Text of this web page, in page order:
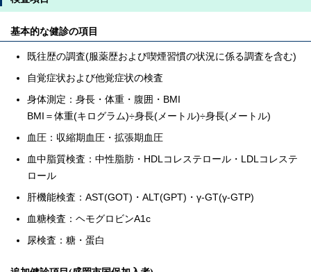
基本的な健診の項目
既往歴の調査(服薬歴および喫煙習慣の状況に係る調査を含む)
自覚症状および他覚症状の検査
身体測定：身長・体重・腹囲・BMI
BMI＝体重(キログラム)÷身長(メートル)÷身長(メートル)
血圧：収縮期血圧・拡張期血圧
血中脂質検査：中性脂肪・HDLコレステロール・LDLコレステ
ロール
肝機能検査：AST(GOT)・ALT(GPT)・γ-GT(γ-GTP)
血糖検査：ヘモグロビンA1c
尿検査：糖・蛋白